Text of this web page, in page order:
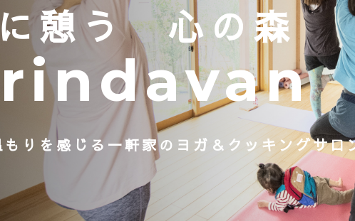
憩う 心の森
もりを感じる一軒家の ヨガ＆クッキングサロ